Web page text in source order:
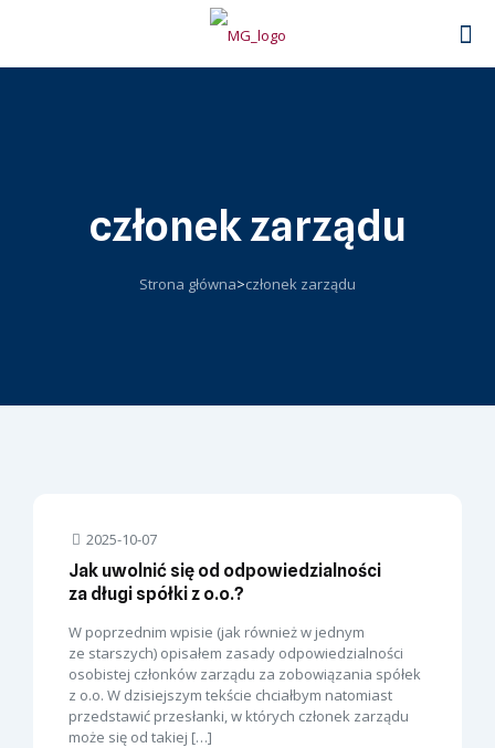
członek zarządu
Strona główna>członek zarządu
2025-10-07
Jak uwolnić się od odpowiedzialności
za długi spółki z o.o.?
W poprzednim wpisie (jak również w jednym
ze starszych) opisałem zasady odpowiedzialności
osobistej członków zarządu za zobowiązania spółek
z o.o. W dzisiejszym tekście chciałbym natomiast
przedstawić przesłanki, w których członek zarządu
może się od takiej […]